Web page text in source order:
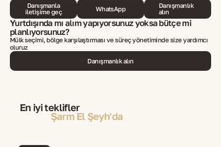
Danışmanla
iletişime geç
WhatsApp
Danışmanlık
alın
Yurtdışında mı alım yapıyorsunuz yoksa bütçe mi
planlıyorsunuz?
Mülk seçimi, bölge karşılaştırması ve süreç yönetiminde size yardımcı
oluruz
Danışmanlık alın
En iyi teklifler
Şarm El Şeyh'da